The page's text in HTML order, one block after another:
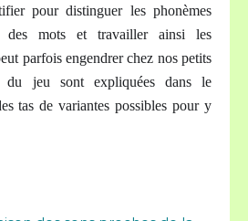
pour distinguer les phonèmes
des mots et travailler ainsi les
parfois engendrer chez nos petits
du jeu sont expliquées dans le
tas de variantes possibles pour y